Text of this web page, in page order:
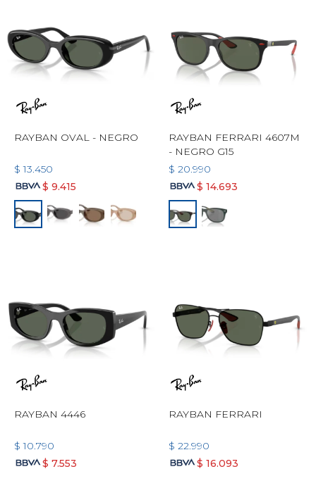
RAYBAN OVAL - NEGRO
$ 13.450
$ 9.415
RAYBAN FERRARI 4607M
- NEGRO G15
$ 20.990
$ 14.693
RAYBAN 4446
$ 10.790
$ 7.553
RAYBAN FERRARI
$ 22.990
$ 16.093